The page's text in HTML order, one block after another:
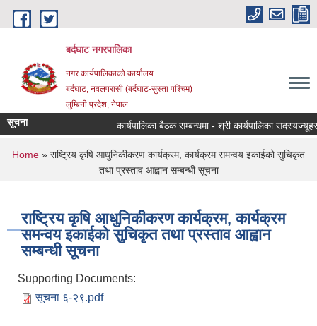
Skip to main content
बर्दघाट नगरपालिका
नगर कार्यपालिकाको कार्यालय
बर्दघाट, नवलपरासी (बर्दघाट-सुस्ता पश्चिम)
लुम्बिनी प्रदेश, नेपाल
सूचना कार्यपालिका बैठक सम्बन्धमा - श्री कार्यपालिका
You are here
Home » राष्ट्रिय कृषि आधुनिकीकरण कार्यक्रम, कार्यक्रम समन्वय इकाईको सुचिकृत
तथा प्रस्ताव आह्वान सम्बन्धी सूचना
राष्ट्रिय कृषि आधुनिकीकरण कार्यक्रम, कार्यक्रम
समन्वय इकाईको सुचिकृत तथा प्रस्ताव आह्वान
सम्बन्धी सूचना
Supporting Documents:
सूचना ६-२९.pdf